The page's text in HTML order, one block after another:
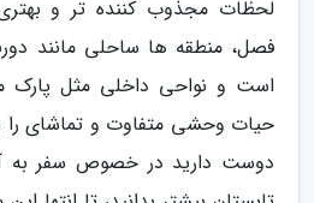
لحظات مجذوب کننده تر و
فصل، منطقه ها ساحلی مانند
است و نواحی داخلی مثل پارک
حیات وحشی متفاوت و تماشای را
دوست دارید در خصوص سفر به